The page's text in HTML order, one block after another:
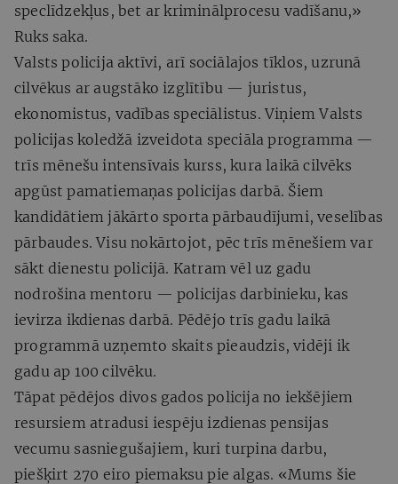
speclīdzekļus, bet ar kriminālprocesu vadīšanu,»
Ruks saka.
Valsts policija aktīvi, arī sociālajos tīklos, uzrunā
cilvēkus ar augstāko izglītību — juristus,
ekonomistus, vadības speciālistus. Viņiem Valsts
policijas koledžā izveidota speciāla programma —
trīs mēnešu intensīvais kurss, kura laikā cilvēks
apgūst pamatiemaņas policijas darbā. Šiem
kandidātiem jākārto sporta pārbaudījumi, veselības
pārbaudes. Visu nokārtojot, pēc trīs mēnešiem var
sākt dienestu policijā. Katram vēl uz gadu
nodrošina mentoru — policijas darbinieku, kas
ievirza ikdienas darbā. Pēdējo trīs gadu laikā
programmā uzņemto skaits pieaudzis, vidēji ik
gadu ap 100 cilvēku.
Tāpat pēdējos divos gados policija no iekšējiem
resursiem atradusi iespēju izdienas pensijas
vecumu sasniegušajiem, kuri turpina darbu,
piešķirt 270 eiro piemaksu pie algas. «Mums šie